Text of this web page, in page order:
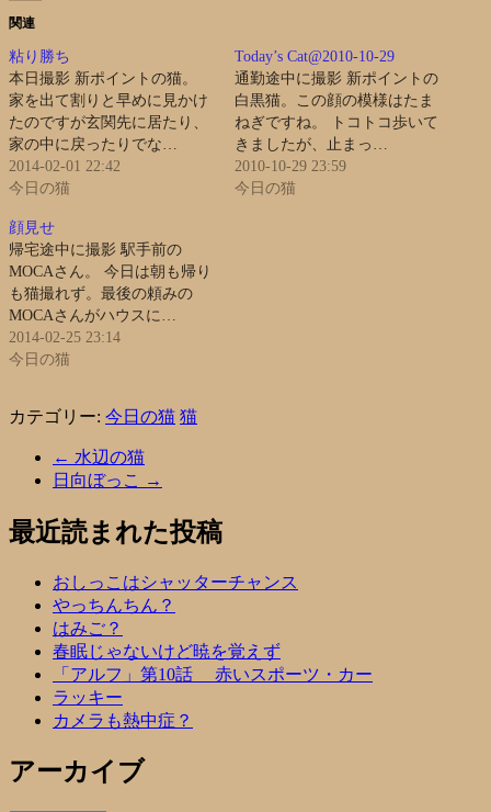
関連
粘り勝ち
本日撮影 新ポイントの猫。
家を出て割りと早めに見かけ
たのですが玄関先に居たり、
家の中に戻ったりでな…
2014-02-01 22:42
今日の猫
Today’s Cat@2010-10-29
通勤途中に撮影 新ポイントの
白黒猫。この顔の模様はたま
ねぎですね。 トコトコ歩いて
きましたが、止まっ…
2010-10-29 23:59
今日の猫
顔見せ
帰宅途中に撮影 駅手前の
MOCAさん。 今日は朝も帰り
も猫撮れず。最後の頼みの
MOCAさんがハウスに…
2014-02-25 23:14
今日の猫
カテゴリー: 今日の猫 猫
← 水辺の猫
日向ぼっこ
→
最近読まれた投稿
おしっこはシャッターチャンス
やっちんちん？
はみご？
春眠じゃないけど暁を覚えず
「アルフ」第10話 赤いスポーツ・カー
ラッキー
カメラも熱中症？
アーカイブ